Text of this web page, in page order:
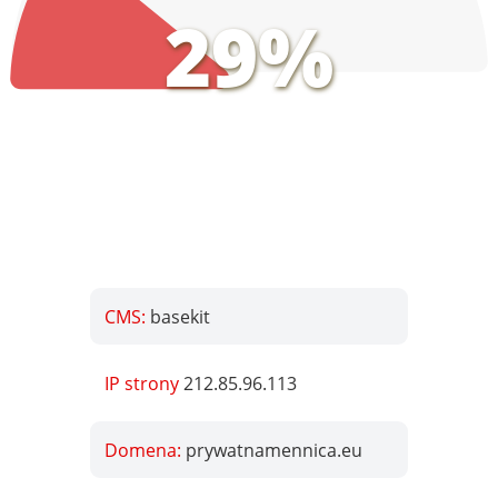
29%
CMS: basekit
IP strony212.85.96.113
Domena: prywatnamennica.eu